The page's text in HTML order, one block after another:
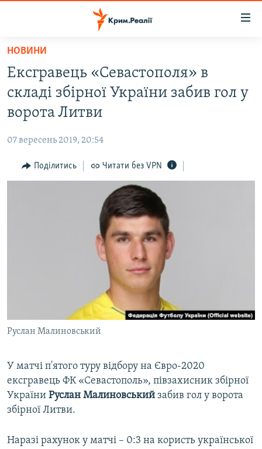
Перейти
основного
матеріалу
до
основної
навігації
Перейти
до
ВОДА.КРИМ
ВІДЕО ТА ФОТО
БЛОГИ
ПОГЛЯД
УКРАЇНСЬКА ПРОБЛЕМА КРИМУ
ІНФОГРАФІКА
ЯК ОБІЙТИ БЛОКУВАННЯ
ДОЛУЧАЙСЯ!
Усі сайти RFE/RL
НОВИНИ
Ексгравець «Севастополя» в
складі збірної України забив гол у
ворота Литви
07 вересень 2019, 20:54
Поділитись Читати без VPN
Руслан Малиновський
У матчі п'ятого туру відбору на Євро-2020
ексгравець ФК «Севастополь», півзахисник збірної
України Руслан Малиновський забив гол у ворота
збірної Литви.
Наразі рахунок у матчі – 0:3 на користь української